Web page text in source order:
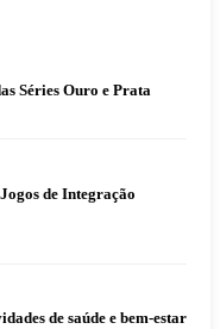
Séries Ouro e Prata
de Integração
de saúde e bem-estar